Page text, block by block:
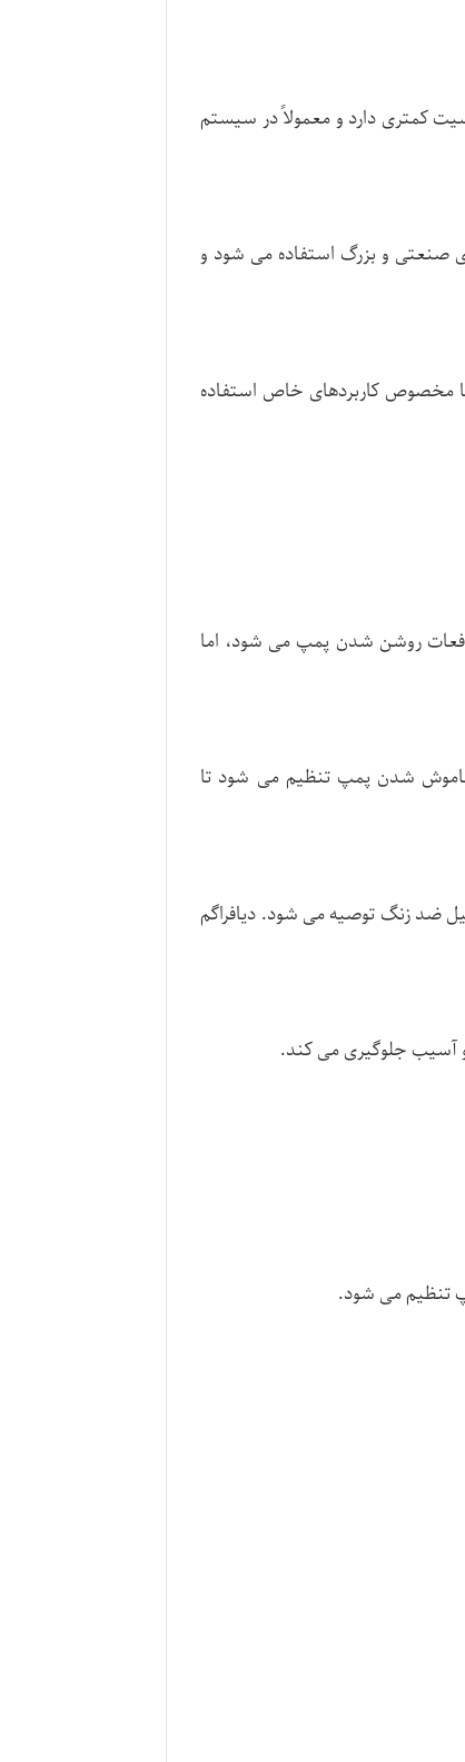
کمتری دارد و معمولاً در سیستم
صنعتی و بزرگ استفاده می شود و
مخصوص کاربردهای خاص استفاده
روشن شدن پمپ می شود، اما
خاموش شدن پمپ تنظیم می شود تا
ضد زنگ توصیه می شود. دیافراگم
و آسیب جلوگیری می کند.